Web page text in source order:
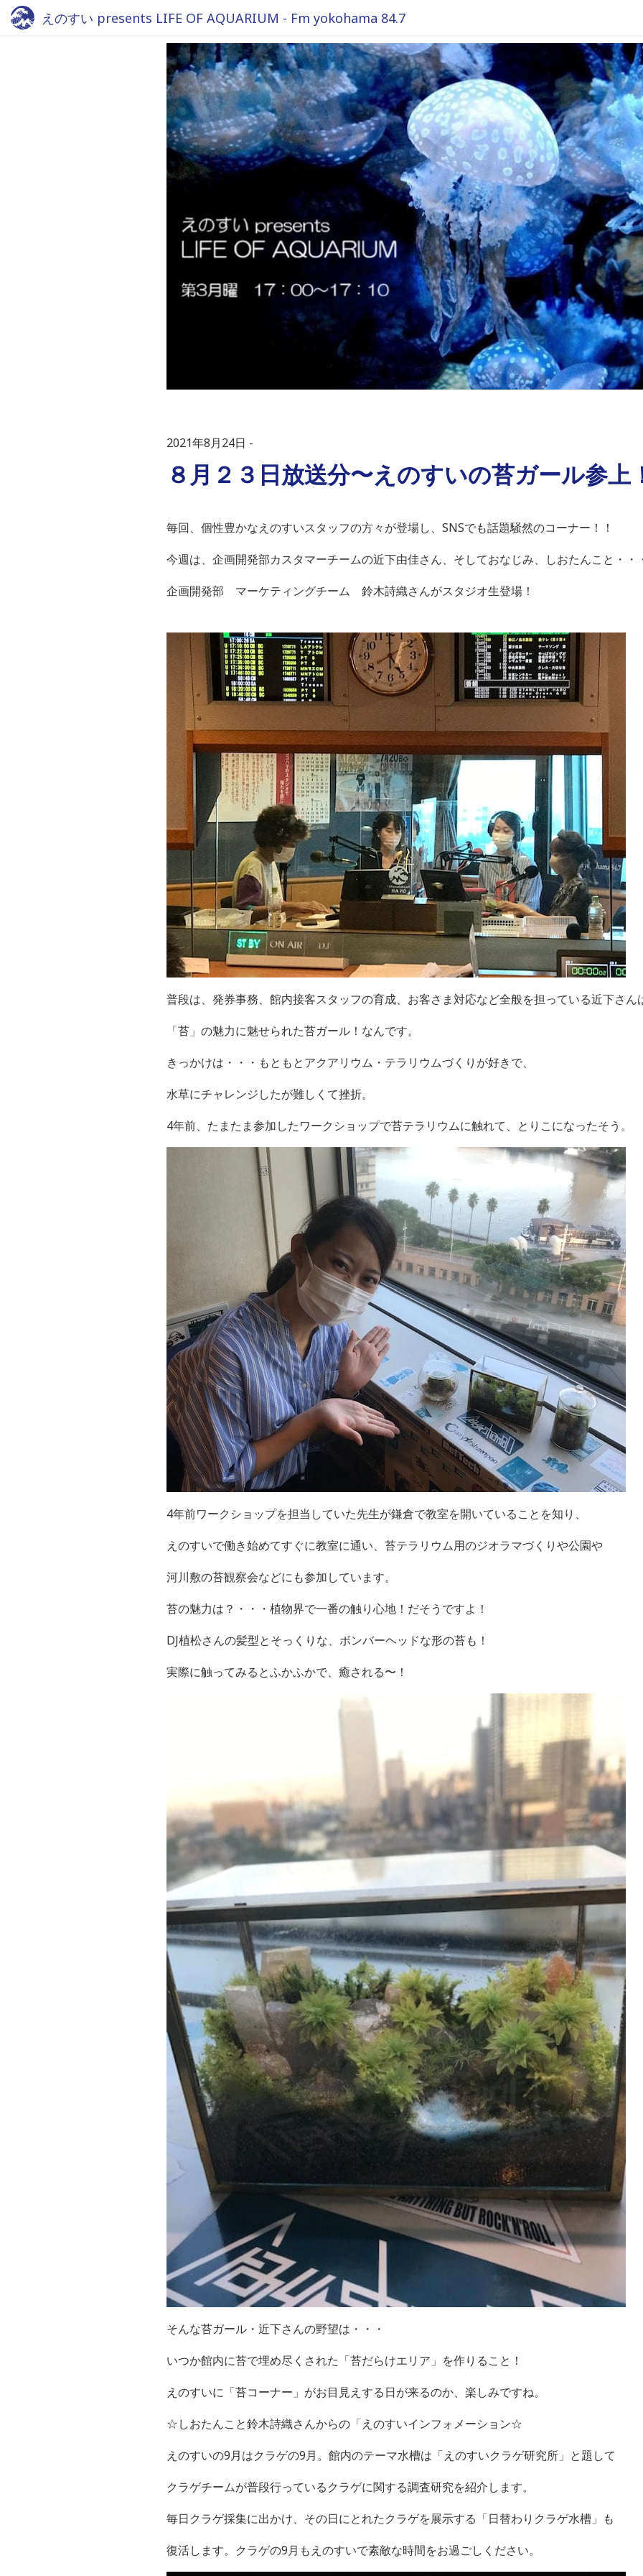
えのすい presents LIFE OF AQUARIUM - Fm yokohama 84.7
2021年8月24日
８月２３日放送分〜えのすいの苔ガール参上
毎回、個性豊かなえのすいスタッフの方々が登場し、SNSでも話題騒然のコーナー！！
今週は、企画開発部カスタマーチームの近下由佳さん、そしておなじみ、しおたんこと・・
企画開発部 マーケティングチーム 鈴木詩織さんがスタジオ生登場！
普段は、発券事務、館内接客スタッフの育成、お客さま対応など全般を担っている近下さん
「苔」の魅力に魅せられた苔ガール！なんです。
きっかけは・・・ もともとアクアリウム・テラリウムづくりが好きで、
水草にチャレンジしたが難しくて挫折。
4年前、たまたま参加したワークショップで苔テラリウムに触れて、とりこになったそう。
4年前ワークショップを担当していた先生が鎌倉で教室を開いていることを知り、
えのすいで働き始めてすぐに教室に通い、苔テラリウム用のジオラマづくりや公園や
河川敷の苔観察会などにも参加しています。
苔の魅力は？・・・ 植物界で一番の触り心地！だそうですよ！
DJ植松さんの髪型とそっくりな、ボンバーヘッドな形の苔も！
実際に触ってみるとふかふかで、癒される〜！
そんな苔ガール・近下さんの野望は・・・
いつか館内に苔で埋め尽くされた「苔だらけエリア」を作りること！
えのすいに「苔コーナー」がお目見えする日が来るのか、楽しみですね。
☆しおたんこと鈴木詩織さんからの「えのすいインフォメーション☆
えのすいの9月はクラゲの9月。館内のテーマ水槽は「えのすいクラゲ研究所」と題して
クラゲチームが普段行っているクラゲに関する調査研究を紹介します。
毎日クラゲ採集に出かけ、その日にとれたクラゲを展示する「日替わりクラゲ水槽」も
復活します。クラゲの9月もえのすいで素敵な時間をお過ごしください。